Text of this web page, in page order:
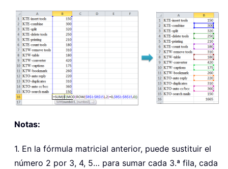
Notas:
1. En la fórmula matricial anterior, puede sustituir el
número 2 por 3, 4, 5… para sumar cada 3.ª fila, cada